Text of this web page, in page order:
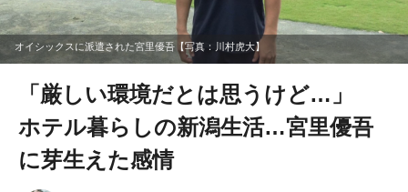
オイシックスに派遣された宮里優吾【写真：川村虎大】
「厳しい環境だとは思うけど…」
ホテル暮らしの新潟生活…宮里優吾
に芽生えた感情